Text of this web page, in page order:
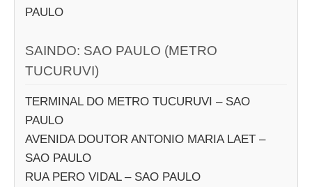
PAULO
SAINDO: SAO PAULO (METRO
TUCURUVI)
TERMINAL DO METRO TUCURUVI – SAO
PAULO
AVENIDA DOUTOR ANTONIO MARIA LAET –
SAO PAULO
RUA PERO VIDAL – SAO PAULO